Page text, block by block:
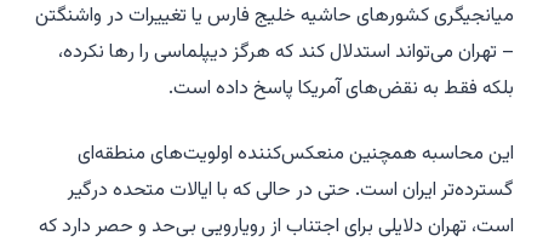
میانجیگری کشورهای حاشیه خلیج فارس یا تغییرات در واشنگتن
– تهران می‌تواند استدلال کند که هرگز دیپلماسی را رها نکرده،
بلکه فقط به نقض‌های آمریکا پاسخ داده است.
این محاسبه همچنین منعکس‌کننده اولویت‌های منطقه‌ای
گسترده‌تر ایران است. حتی در حالی که با ایالات متحده درگیر
است، تهران دلایلی برای اجتناب از رویارویی بی‌حد و حصر دارد که